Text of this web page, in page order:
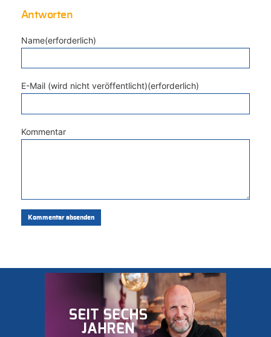
Antworten
Name(erforderlich)
E-Mail (wird nicht veröffentlicht)(erforderlich)
Kommentar